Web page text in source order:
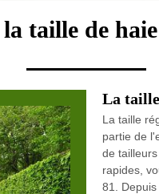
taille de
La
La taille
partie de
de
rapides,
81.